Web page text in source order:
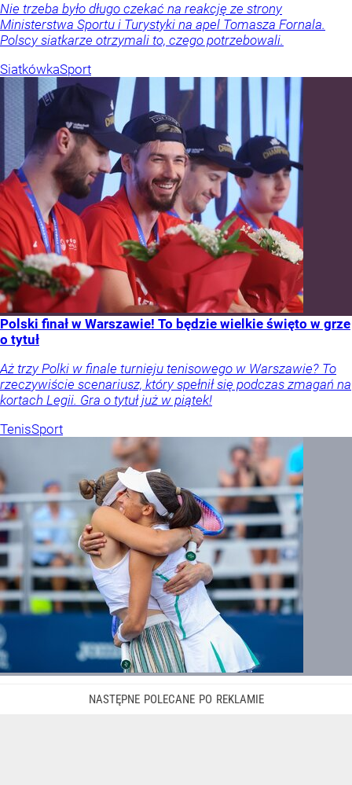
Nie trzeba było długo czekać na reakcję ze strony
Ministerstwa Sportu i Turystyki na apel Tomasza Fornala.
Polscy siatkarze otrzymali to, czego potrzebowali.
SiatkówkaSport
Polski finał w Warszawie! To będzie wielkie święto w grze
o tytuł
Aż trzy Polki w finale turnieju tenisowego w Warszawie? To
rzeczywiście scenariusz, który spełnił się podczas zmagań na
kortach Legii. Gra o tytuł już w piątek!
TenisSport